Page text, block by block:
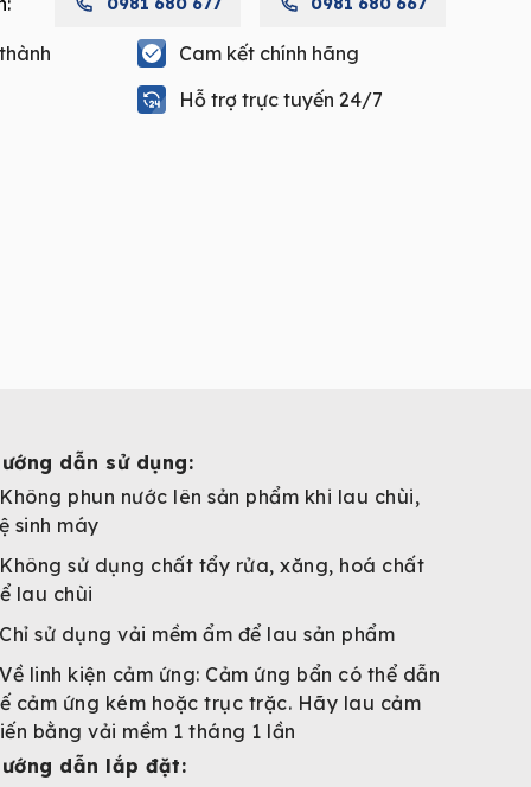
Cam kết chính hãng
Hỗ trợ trực tuyến 24/7
dẫn sử dụng:
Không phun nước lên sản phẩm khi lau chùi,
sinh máy
Không sử dụng chất tẩy rửa, xăng, hoá chất
lau chùi
Chỉ sử dụng vải mềm ẩm để lau sản phẩm
Về linh kiện cảm ứng: Cảm ứng bẩn có thể dẫn
cảm ứng kém hoặc trục trặc. Hãy lau cảm
bằng vải mềm 1 tháng 1 lần
dẫn lắp đặt: